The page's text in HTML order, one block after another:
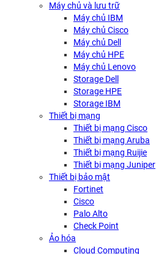
Máy chủ và lưu trữ
Máy chủ IBM
Máy chủ Cisco
Máy chủ Dell
Máy chủ HPE
Máy chủ Lenovo
Storage Dell
Storage HPE
Storage IBM
Thiết bị mạng
Thiết bị mạng Cisco
Thiết bị mạng Aruba
Thiết bị mạng Ruijie
Thiết bị mạng Juniper
Thiết bị bảo mật
Fortinet
Cisco
Palo Alto
Check Point
Ảo hóa
Cloud Computing